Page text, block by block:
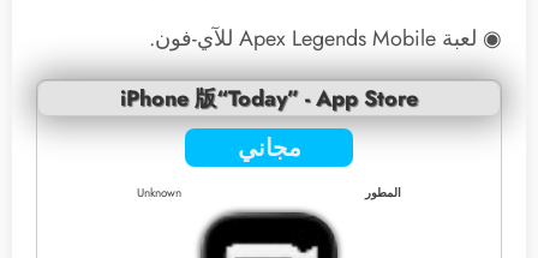
◉ لعبة Apex Legends Mobile للآي-فون.
iPhone 版“Today” - App Store
مجاني
المطور Unknown